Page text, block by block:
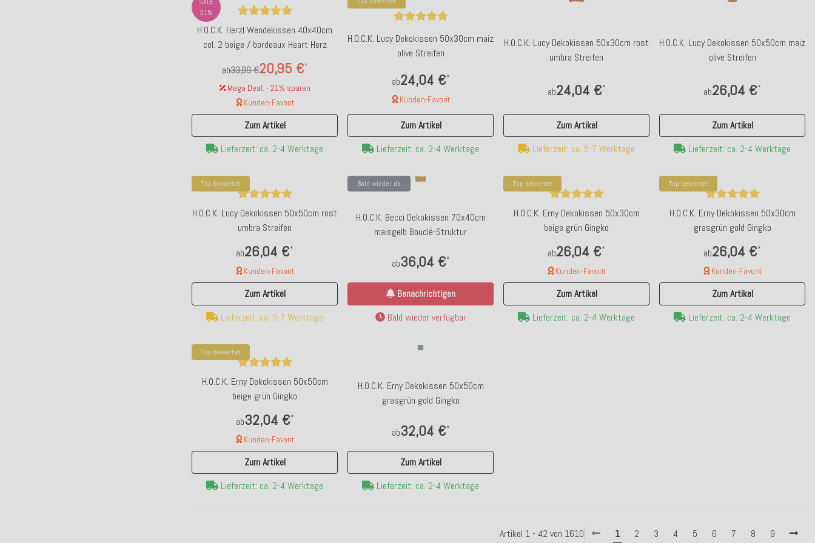
21%
H.O.C.K. Herzl Wendekissen 40x40cm
col. 2 beige / bordeaux Heart Herz
ab 20,95 €*
33,99 €
Mega Deal: - 21% sparen
Kunden-Favorit
Zum Artikel
Lieferzeit: ca. 2-4 Werktage
H.O.C.K. Lucy Dekokissen 50x30cm maiz
olive Streifen
ab24,04 €*
Kunden-Favorit
Zum Artikel
Lieferzeit: ca. 2-4 Werktage
H.O.C.K. Lucy Dekokissen 50x30cm rost
umbra Streifen
ab24,04 €*
Zum Artikel
Lieferzeit: ca. 5-7 Werktage
H.O.C.K. Lucy Dekokissen 50x50cm maiz
olive Streifen
ab26,04 €*
Zum Artikel
Lieferzeit: ca. 2-4 Werktage
Top bewertet
H.O.C.K. Lucy Dekokissen 50x50cm rost
umbra Streifen
ab26,04 €*
Kunden-Favorit
Zum Artikel
Lieferzeit: ca. 5-7 Werktage
Bald wieder da
H.O.C.K. Becci Dekokissen 70x40cm
maisgelb Bouclé-Struktur
ab36,04 €*
Benachrichtigen
Bald wieder verfügbar
Top bewertet
H.O.C.K. Erny Dekokissen 50x30cm
beige grün Gingko
ab26,04 €*
Kunden-Favorit
Zum Artikel
Lieferzeit: ca. 2-4 Werktage
Top bewertet
H.O.C.K. Erny Dekokissen 50x30cm
grasgrün gold Gingko
ab26,04 €*
Kunden-Favorit
Zum Artikel
Lieferzeit: ca. 2-4 Werktage
Top bewertet
H.O.C.K. Erny Dekokissen 50x50cm
beige grün Gingko
ab32,04 €*
Kunden-Favorit
Zum Artikel
Lieferzeit: ca. 2-4 Werktage
H.O.C.K. Erny Dekokissen 50x50cm
grasgrün gold Gingko
ab32,04 €*
Zum Artikel
Lieferzeit: ca. 2-4 Werktage
Artikel 1 - 42 von 1610 1 2 3 4 5 6 7 8 9